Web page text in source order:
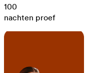
100
nachten proef